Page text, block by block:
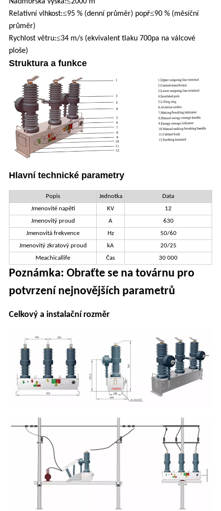
Relativní vlhkost:≤95 % (denní průměr) popř≤90 % (měsíční
průměr)
Rychlost větru:≤34 m/s (ekvivalent tlaku 700pa na válcové
ploše)
Struktura a funkce
Hlavní technické parametry
Popis Jednotka
Data
Jmenovité napětí
KV
12
Jmenovitý proud
A
630
Jmenovitá frekvence
Hz
50/60
Jmenovitý zkratový proud
kA
20/25
Meachicallife
Čas 30 000
Poznámka: Obraťte se na továrnu pro
potvrzení nejnovějších parametrů
Celkový a instalační rozměr